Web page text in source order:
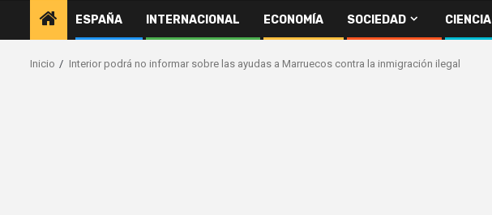
ESPAÑA INTERNACIONAL ECONOMÍA SOCIEDAD CIENCIA
Inicio Interior podrá no informar sobre las ayudas a Marruecos contra la inmigración ilegal